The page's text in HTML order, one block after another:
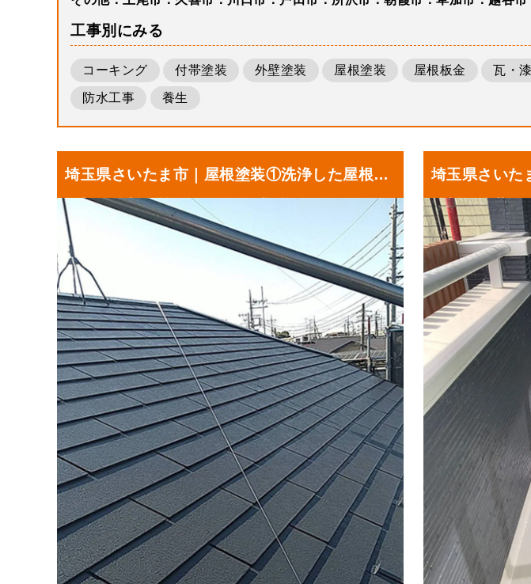
工事別にみる
コーキング 付帯塗装 外壁塗装 屋根塗装 屋根板金 瓦・
防水工事 養生
埼玉県さいたま市｜屋根塗装①洗浄した屋根下
屋根に塗料を塗りました！F様邸
埼玉県さいた
塗料で塗装し